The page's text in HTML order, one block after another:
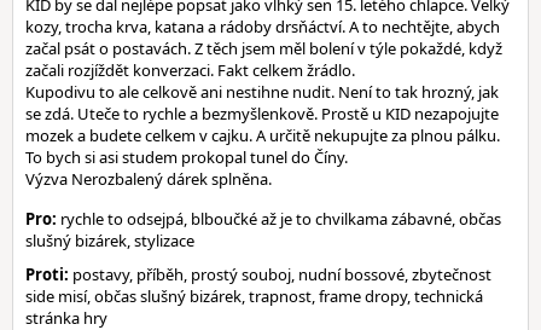
KID by se dal nejlépe popsat jako vlhký sen 15. letého chlapce. Velký
kozy, trocha krva, katana a rádoby drsňáctví. A to nechtějte, abych
začal psát o postavách. Z těch jsem měl bolení v týle pokaždé, když
začali rozjíždět konverzaci. Fakt celkem žrádlo.
Kupodivu to ale celkově ani nestihne nudit. Není to tak hrozný, jak
se zdá. Uteče to rychle a bezmyšlenkově. Prostě u KID nezapojujte
mozek a budete celkem v cajku. A určitě nekupujte za plnou pálku.
To bych si asi studem prokopal tunel do Číny.
Výzva Nerozbalený dárek splněna.
Pro: rychle to odsejpá, blboučké až je to chvilkama zábavné, občas
slušný bizárek, stylizace
Proti: postavy, příběh, prostý souboj, nudní bossové, zbytečnost
side misí, občas slušný bizárek, trapnost, frame dropy, technická
stránka hry